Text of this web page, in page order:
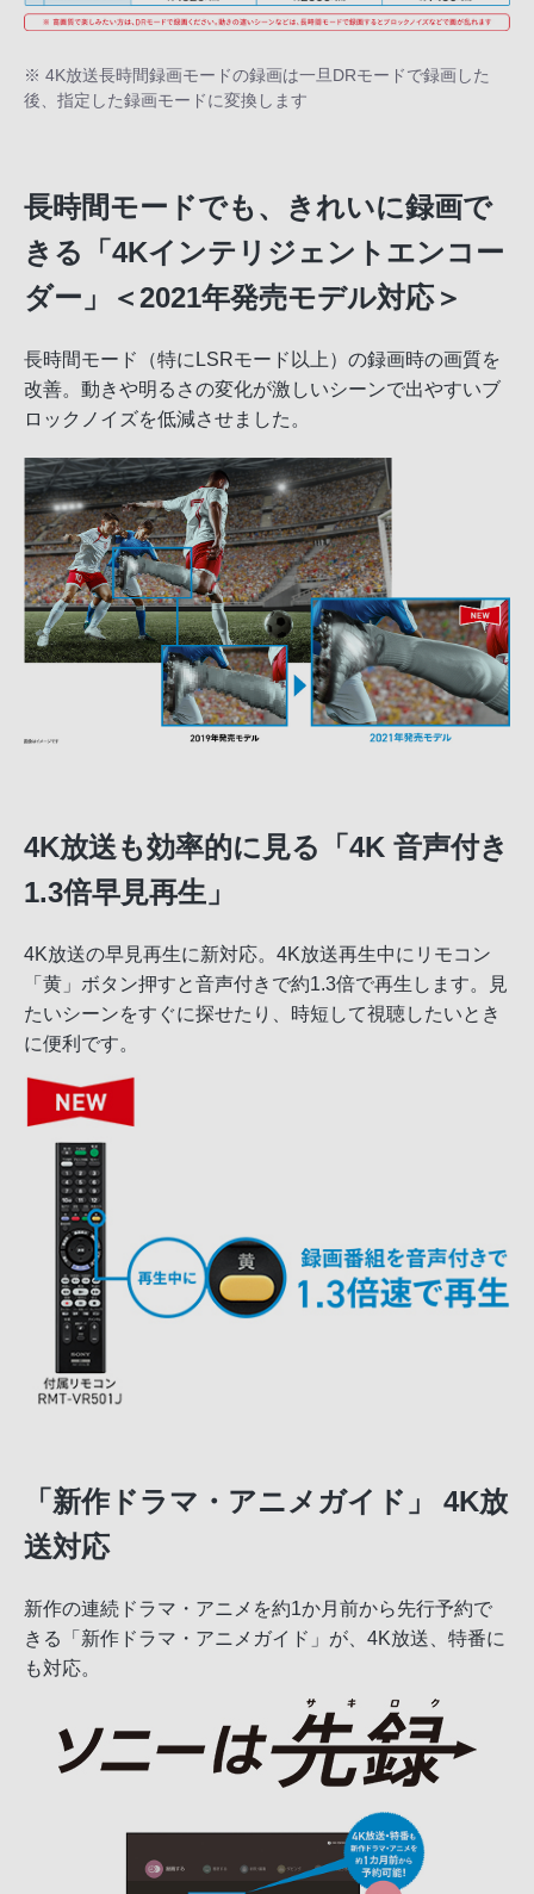
※ 4K放送長時間録画モードの録画は一旦DRモードで録画した
後、指定した録画モードに変換します
長時間モードでも、きれいに録画で
きる「4Kインテリジェントエンコー
ダー」＜2021年発売モデル対応＞
長時間モード（特にLSRモード以上）の録画時の画質を
改善。動きや明るさの変化が激しいシーンで出やすいブ
ロックノイズを低減させました。
4K放送も効率的に見る「4K 音声付き
1.3倍早見再生」
4K放送の早見再生に新対応。4K放送再生中にリモコン
「黄」ボタン押すと音声付きで約1.3倍で再生します。見
たいシーンをすぐに探せたり、時短して視聴したいとき
に便利です。
「新作ドラマ・アニメガイド」 4K放
送対応
新作の連続ドラマ・アニメを約1か月前から先行予約で
きる「新作ドラマ・アニメガイド」が、4K放送、特番に
も対応。